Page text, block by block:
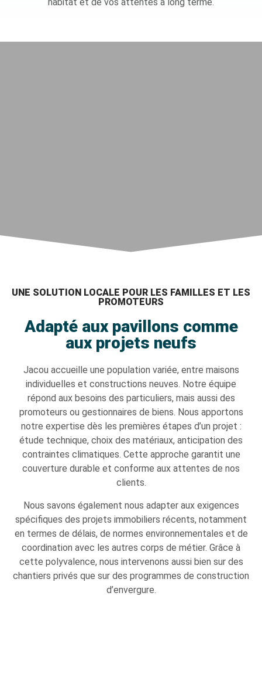
UNE SOLUTION LOCALE POUR LES FAMILLES ET LES
PROMOTEURS
Adapté aux pavillons comme
aux projets neufs
Jacou accueille une population variée, entre maisons
individuelles et constructions neuves. Notre équipe
répond aux besoins des particuliers, mais aussi des
promoteurs ou gestionnaires de biens. Nous apportons
notre expertise dès les premières étapes d’un projet :
étude technique, choix des matériaux, anticipation des
contraintes climatiques. Cette approche garantit une
couverture durable et conforme aux attentes de nos
clients.
Nous savons également nous adapter aux exigences
spécifiques des projets immobiliers récents, notamment
en termes de délais, de normes environnementales et de
coordination avec les autres corps de métier. Grâce à
cette polyvalence, nous intervenons aussi bien sur des
chantiers privés que sur des programmes de construction
d’envergure.